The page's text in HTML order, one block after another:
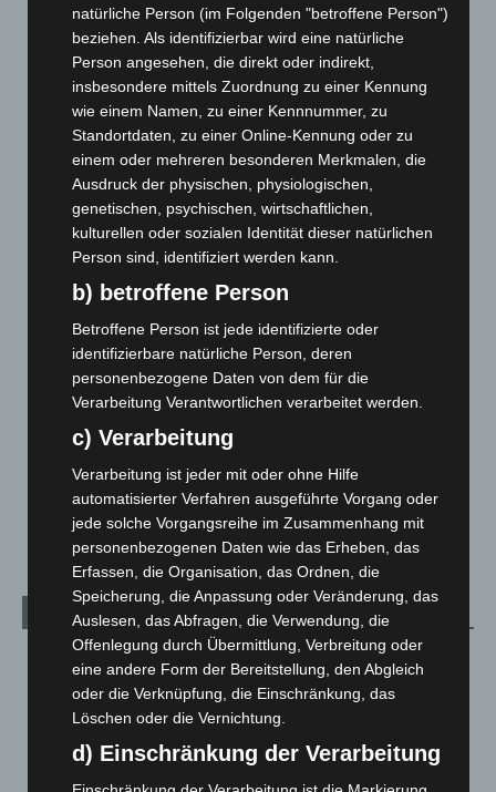
Niedersachsen: Feuerwehrkräfte kehren nach
Waldbrandeinsatz aus Spanien zurück
7. August 2026
Hannover: Erste Tigermücken-Population in Niedersachsen
Brand im „Haus der Begegnung“ in Neuwarmbüchen schnell
eingedämmt
6. August 2026
Region Hannover: 21 neue Notfallsanitäter starten beim
Roten Kreuz
5. August 2026
Mann läuft mit Hockeyschläger über A7 – Polizei sucht
5. August 2026
Celle: Mensch stirbt bei Bagger-Unfall auf Baustelle
5. August 2026
Kategorien
Blaulicht
Corona-News
Hannover und Region
Langenhagen und Ortsteile
3.252
natürliche Person (im Folgenden "betroffene Person")
beziehen. Als identifizierbar wird eine natürliche
Person angesehen, die direkt oder indirekt,
insbesondere mittels Zuordnung zu einer Kennung
wie einem Namen, zu einer Kennnummer, zu
Standortdaten, zu einer Online-Kennung oder zu
einem oder mehreren besonderen Merkmalen, die
Ausdruck der physischen, physiologischen,
genetischen, psychischen, wirtschaftlichen,
kulturellen oder sozialen Identität dieser natürlichen
Person sind, identifiziert werden kann.
b) betroffene Person
Betroffene Person ist jede identifizierte oder
identifizierbare natürliche Person, deren
personenbezogene Daten von dem für die
Verarbeitung Verantwortlichen verarbeitet werden.
c) Verarbeitung
Verarbeitung ist jeder mit oder ohne Hilfe
automatisierter Verfahren ausgeführte Vorgang oder
jede solche Vorgangsreihe im Zusammenhang mit
personenbezogenen Daten wie das Erheben, das
Erfassen, die Organisation, das Ordnen, die
Speicherung, die Anpassung oder Veränderung, das
Auslesen, das Abfragen, die Verwendung, die
Offenlegung durch Übermittlung, Verbreitung oder
eine andere Form der Bereitstellung, den Abgleich
oder die Verknüpfung, die Einschränkung, das
Löschen oder die Vernichtung.
d) Einschränkung der Verarbeitung